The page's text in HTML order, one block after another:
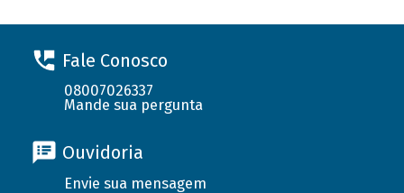
Fale Conosco
08007026337
Mande sua pergunta
Ouvidoria
Envie sua mensagem